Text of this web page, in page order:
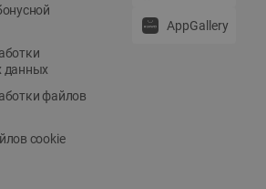
данных
файлов
cookie
AppGallery